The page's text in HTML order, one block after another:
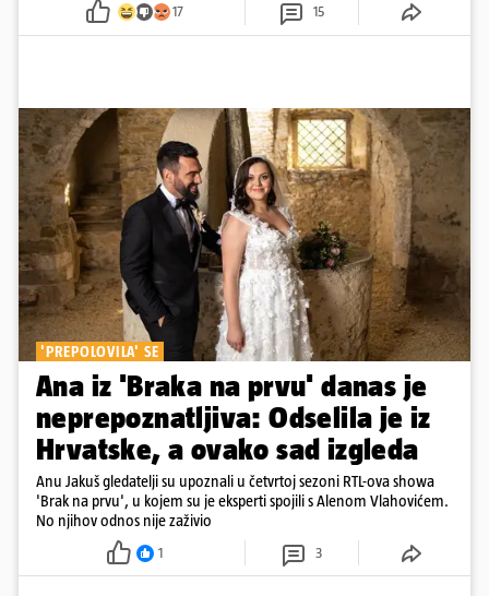
17 15
'PREPOLOVILA' SE
Ana iz 'Braka na prvu' danas je
neprepoznatljiva: Odselila je iz
Hrvatske, a ovako sad izgleda
Anu Jakuš gledatelji su upoznali u četvrtoj sezoni RTL-ova showa
'Brak na prvu', u kojem su je eksperti spojili s Alenom Vlahovićem.
No njihov odnos nije zaživio
1 3